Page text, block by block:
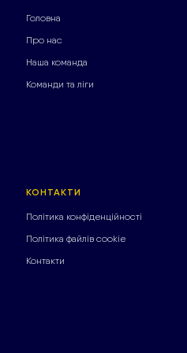
Головна
Про нас
Наша команда
Команди та ліги
КОНТАКТИ
Політика конфіденційності
Політика файлів cookie
Контакти